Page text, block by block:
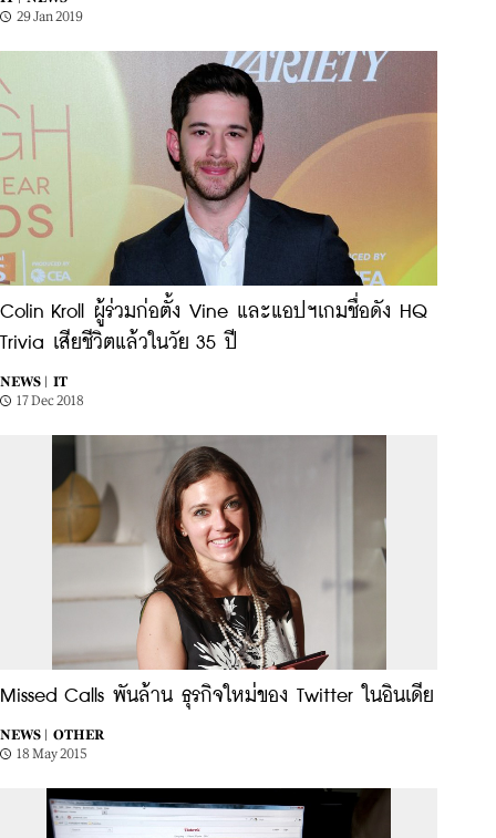
29 Jan 2019
Colin Kroll ผู้ร่วมก่อตั้ง Vine และแอปฯเกมชื่อดัง HQ
Trivia เสียชีวิตแล้วในวัย 35 ปี
NEWS |
IT
17 Dec 2018
Missed Calls พันล้าน ธุรกิจใหม่ของ Twitter ในอินเดีย
NEWS |
OTHER
18 May 2015